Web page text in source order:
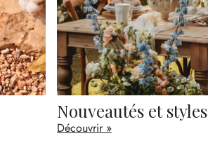
Nouveautés et styles
Découvrir »